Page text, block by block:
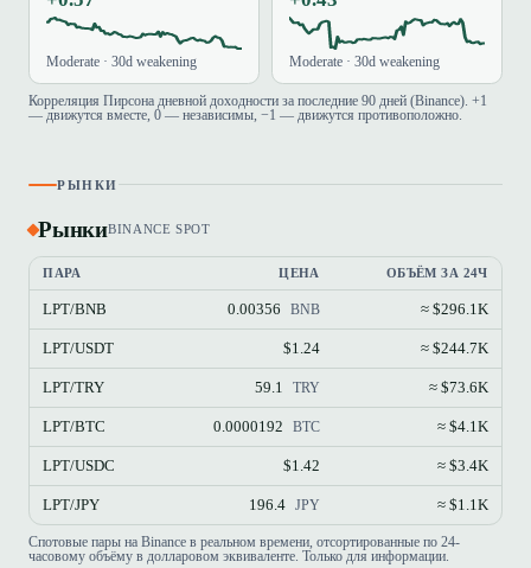
Moderate · 30d weakening Moderate · 30d weakening
Корреляция Пирсона дневной доходности за последние 90 дней (Binance). +1
— движутся вместе, 0 — независимы, −1 — движутся противоположно.
РЫНКИ
РынкиBINANCE SPOT
ПАРА ЦЕНА ОБЪЁМ ЗА 24Ч
LPT/BNB 0.00356 BNB ≈ $296.1K
LPT/USDT $1.24 ≈ $244.7K
LPT/TRY 59.1 TRY ≈ $73.6K
LPT/BTC 0.0000192 BTC ≈ $4.1K
LPT/USDC $1.42 ≈ $3.4K
LPT/JPY 196.4 JPY ≈ $1.1K
Спотовые пары на Binance в реальном времени, отсортированные по 24-
часовому объёму в долларовом эквиваленте. Только для информации.